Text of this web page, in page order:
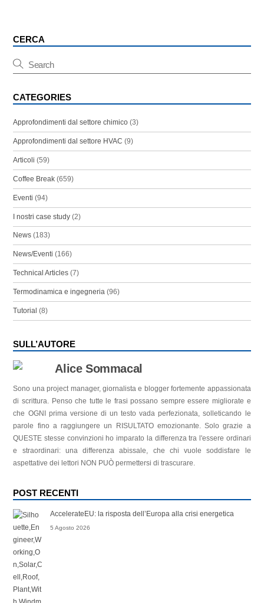
CERCA
CATEGORIES
Approfondimenti dal settore chimico (3)
Approfondimenti dal settore HVAC (9)
Articoli (59)
Coffee Break (659)
Eventi (94)
I nostri case study (2)
News (183)
News/Eventi (166)
Technical Articles (7)
Termodinamica e ingegneria (96)
Tutorial (8)
SULL’AUTORE
Alice Sommacal
Sono una project manager, giornalista e blogger fortemente appassionata
di scrittura. Penso che tutte le frasi possano sempre essere migliorate e
che OGNI prima versione di un testo vada perfezionata, solleticando le
parole fino a raggiungere un RISULTATO emozionante. Solo grazie a
QUESTE stesse convinzioni ho imparato la differenza tra l'essere ordinari
e straordinari: una differenza abissale, che chi vuole soddisfare le
aspettative dei lettori NON PUÒ permettersi di trascurare.
POST RECENTI
AccelerateEU: la risposta dell’Europa alla crisi energetica
5 Agosto 2026